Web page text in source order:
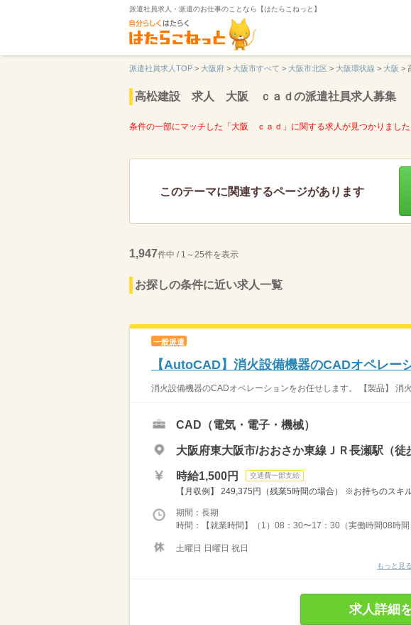
派遣社員求人・派遣のお仕事のことなら【はたらこねっと】
派遣社員求人TOP > 大阪府 > 大阪市すべて > 大阪市北区 > 大阪環状線 > 大阪 >
高松建設 求人 大阪 ｃａｄの派遣社員求人募集
条件の一部にマッチした「大阪 ｃａｄ」に関する求人が見つかりました
このテーマに関連するページがあります
1,947件中 / 1～25件を表示
お探しの条件に近い求人一覧
一般派遣
【AutoCAD】消火設備機器のCADオペレー
消火設備機器のCADオペレーションをお任せします。 【製品】 消
CAD（電気・電子・機械）
大阪府東大阪市/おおさか東線ＪＲ長瀬駅（徒
時給1,500円 交通費一部支給
【月収例】 249,375円（残業5時間の場合） ※お持ちのスキ
期間：長期
時間：【就業時間】（1）08：30〜17：30（実働時間08時
土曜日 日曜日 祝日
もっと見る
求人詳細